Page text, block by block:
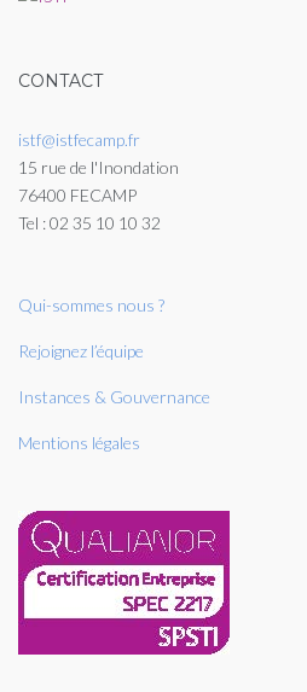
CONTACT
istf@istfecamp.fr
15 rue de l'Inondation
76400 FECAMP
Tel : 02 35 10 10 32
Qui-sommes nous ?
Rejoignez l’équipe
Instances & Gouvernance
Mentions légales